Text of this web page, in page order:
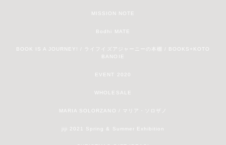
MISSION NOTE
Bodhi MATE
BOOK IS A JOURNEY! / ライフイズアジャーニーの本棚 / BOOKS+KOTO
BANOIE
EVENT 2020
WHOLESALE
MARIA SOLORZANO / マリア・ソロザノ
jiji 2021 Spring & Summer Exhibition